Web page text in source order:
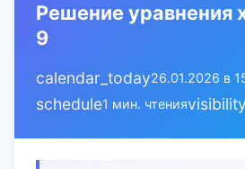
Решение уравнения
9
calendar_today26.01.2026 в
schedule1 мин. чтенияvisibility